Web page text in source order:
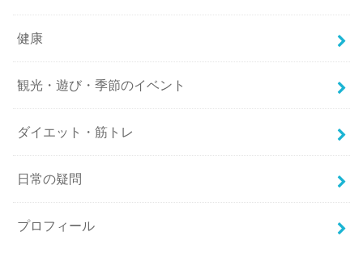
健康
観光・遊び・季節のイベント
ダイエット・筋トレ
日常の疑問
プロフィール